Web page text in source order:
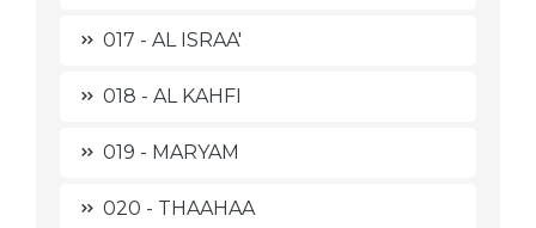
017 - AL ISRAA'
018 - AL KAHFI
019 - MARYAM
020 - THAAHAA